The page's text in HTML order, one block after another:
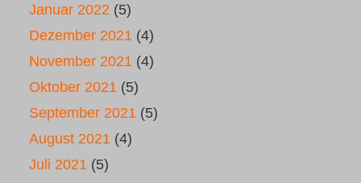
Januar 2022 (5)
Dezember 2021 (4)
November 2021 (4)
Oktober 2021 (5)
September 2021 (5)
August 2021 (4)
Juli 2021 (5)